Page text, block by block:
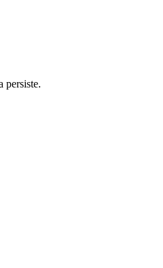
persiste.